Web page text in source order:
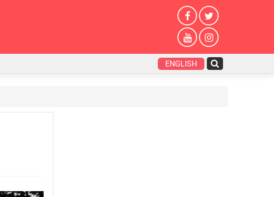
ENGLISH